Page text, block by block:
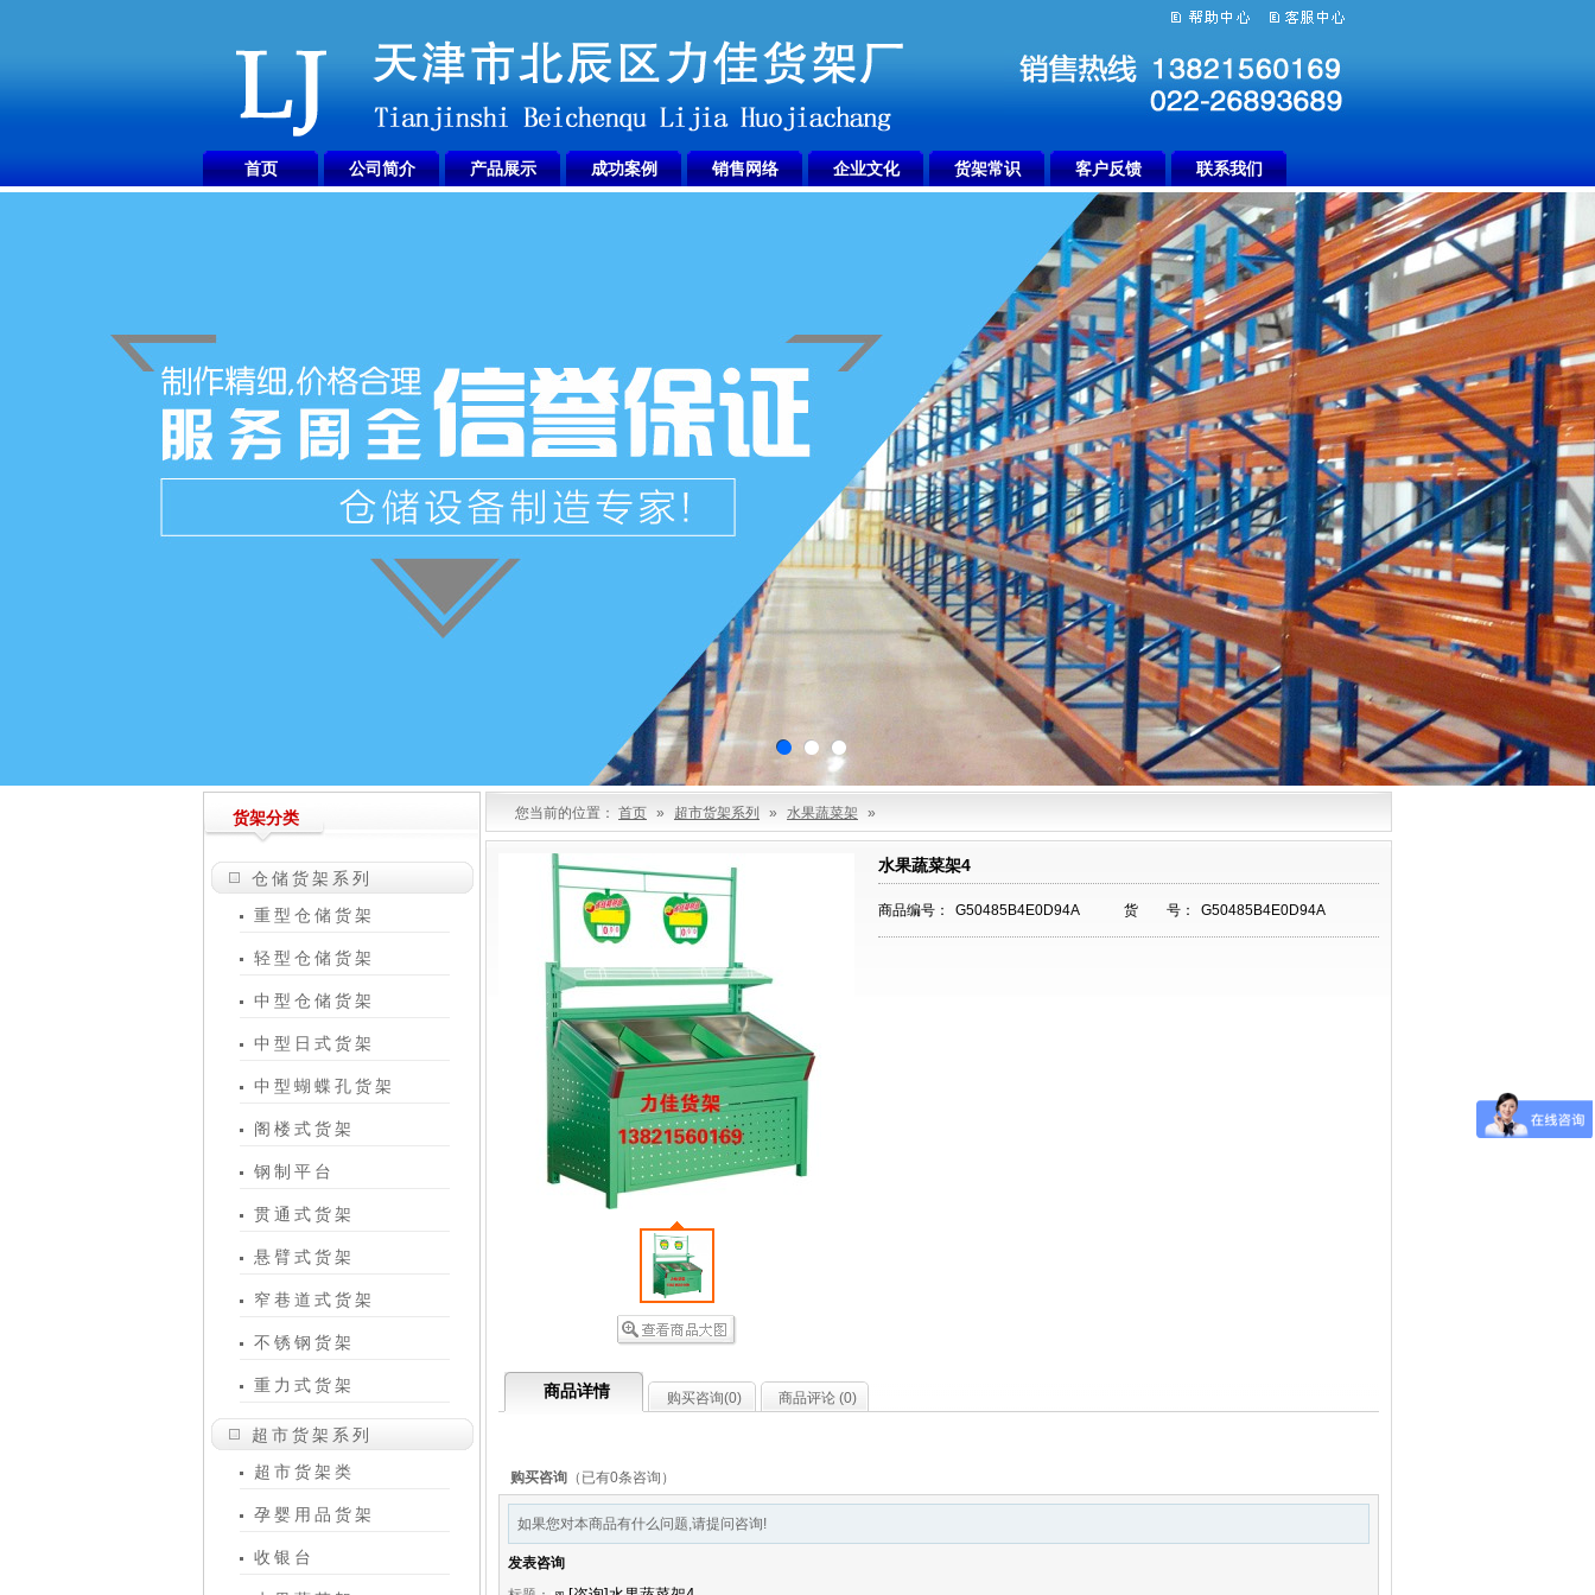
首页 公司简介 产品展示 成功案例 销售网络 企业文化 货架常识 客户反馈 联系我们
货架分类
仓储货架系列
重型仓储货架
轻型仓储货架
中型仓储货架
中型日式货架
中型蝴蝶孔货架
阁楼式货架
钢制平台
贯通式货架
悬臂式货架
窄巷道式货架
不锈钢货架
重力式货架
超市货架系列
超市货架类
孕婴用品货架
收银台
您当前的位置： 首页 » 超市货架系列 » 水果蔬菜架 »
水果蔬菜架4
商品编号： G50485B4E0D94A 货 号： G50485B4E0D94A
商品详情 购买咨询(0) 商品评论 (0)
购买咨询 （已有0条咨询）
如果您对本商品有什么问题,请提问咨询!
发表咨询